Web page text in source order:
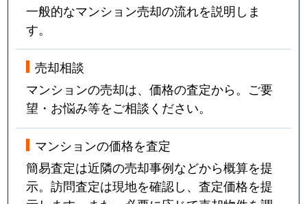
一般的なマンション売却の流れを説明しま
す。
売却相談
マンションの売却は、価格の査定から。ご要
望・お悩み等をご相談ください。
マンションの価格を査定
簡易査定は近隣の売却事例などから概算を提
示。訪問査定は現地を確認し、査定価格を提